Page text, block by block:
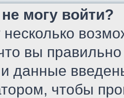
могу войти?
вы
данные
чтобы